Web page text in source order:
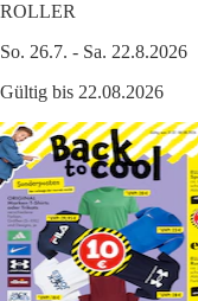
ROLLER
So. 26.7. - Sa. 22.8.2026
Gültig bis 22.08.2026